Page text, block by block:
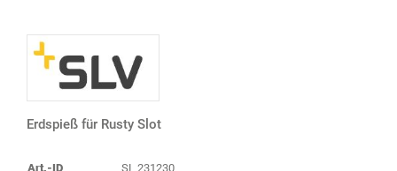
Erdspieß für Rusty Slot
Art.-ID
SL 231230